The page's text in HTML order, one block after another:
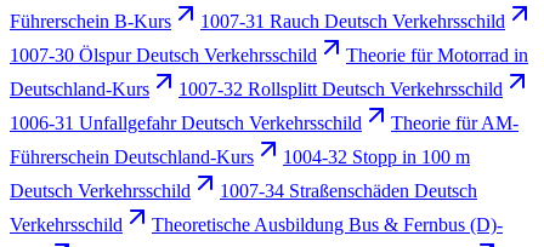
Führerschein B-Kurs
1007-31 Rauch Deutsch Verkehrsschild
1007-30 Ölspur Deutsch Verkehrsschild
Theorie für Motorrad in
Deutschland-Kurs
1007-32 Rollsplitt Deutsch Verkehrsschild
1006-31 Unfallgefahr Deutsch Verkehrsschild
Theorie für AM-
Führerschein Deutschland-Kurs
1004-32 Stopp in 100 m
Deutsch Verkehrsschild
1007-34 Straßenschäden Deutsch
Verkehrsschild
Theoretische Ausbildung Bus & Fernbus (D)-